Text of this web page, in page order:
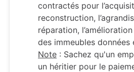
contractés pour
reconstruction,
réparation,
des immeubles
Note : Sachez qu'un
un héritier pour le